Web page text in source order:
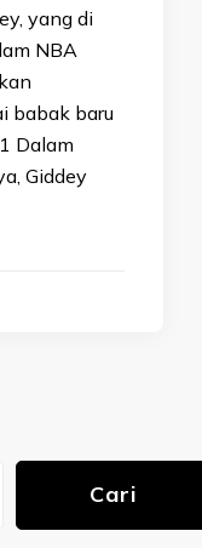
yang di
NBA
babak baru
Dalam
Giddey
Cari